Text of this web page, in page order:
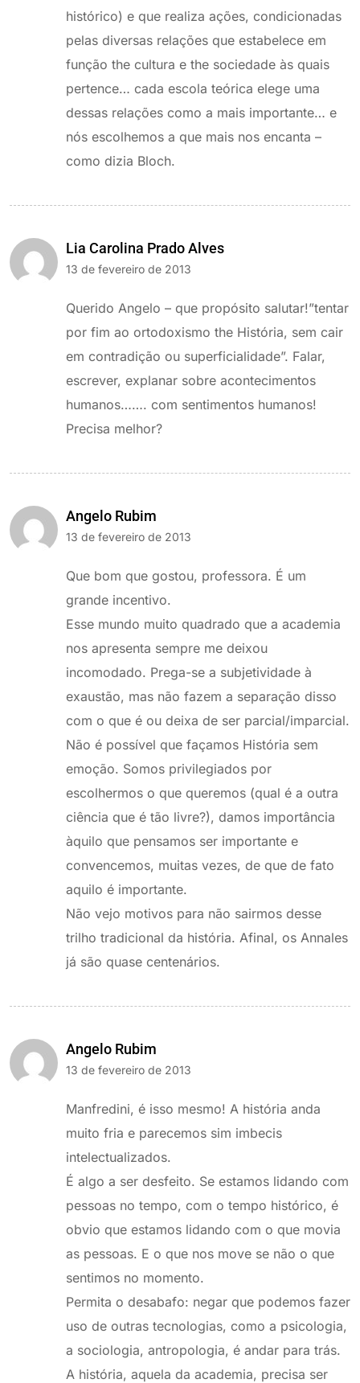
histórico) e que realiza ações, condicionadas
pelas diversas relações que estabelece em
função the cultura e the sociedade às quais
pertence… cada escola teórica elege uma
dessas relações como a mais importante… e
nós escolhemos a que mais nos encanta –
como dizia Bloch.
Lia Carolina Prado Alves
13 de fevereiro de 2013
Querido Angelo – que propósito salutar!”tentar
por fim ao ortodoxismo the História, sem cair
em contradição ou superficialidade”. Falar,
escrever, explanar sobre acontecimentos
humanos……. com sentimentos humanos!
Precisa melhor?
Angelo Rubim
13 de fevereiro de 2013
Que bom que gostou, professora. É um
grande incentivo.
Esse mundo muito quadrado que a academia
nos apresenta sempre me deixou
incomodado. Prega-se a subjetividade à
exaustão, mas não fazem a separação disso
com o que é ou deixa de ser parcial/imparcial.
Não é possível que façamos História sem
emoção. Somos privilegiados por
escolhermos o que queremos (qual é a outra
ciência que é tão livre?), damos importância
àquilo que pensamos ser importante e
convencemos, muitas vezes, de que de fato
aquilo é importante.
Não vejo motivos para não sairmos desse
trilho tradicional da história. Afinal, os Annales
já são quase centenários.
Angelo Rubim
13 de fevereiro de 2013
Manfredini, é isso mesmo! A história anda
muito fria e parecemos sim imbecis
intelectualizados.
É algo a ser desfeito. Se estamos lidando com
pessoas no tempo, com o tempo histórico, é
obvio que estamos lidando com o que movia
as pessoas. E o que nos move se não o que
sentimos no momento.
Permita o desabafo: negar que podemos fazer
uso de outras tecnologias, como a psicologia,
a sociologia, antropologia, é andar para trás.
A história, aquela da academia, precisa ser